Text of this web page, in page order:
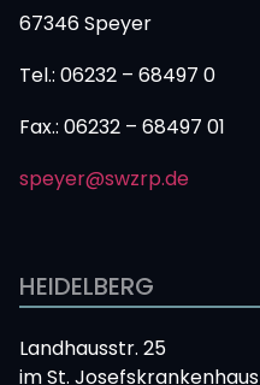
67346 Speyer
Tel.: 06232 – 68497 0
Fax.: 06232 – 68497 01
speyer@swzrp.de
HEIDELBERG
Landhausstr. 25
im St. Josefskrankenhaus